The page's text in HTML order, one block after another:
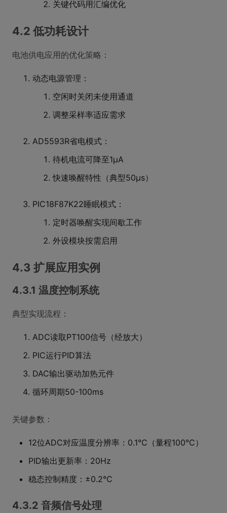
关键代码用汇编优化
4.2 低功耗设计
电池供电应用的优化策略：
动态电源管理：
空闲时关闭未使用通道
调整采样率适应需求
AD5593R省电模式：
待机电流可降至1μA
快速唤醒特性（典型50μs）
PIC18F87K22睡眠模式：
定时器唤醒实现间歇工作
外设模块按需启用
4.3 扩展应用实例
4.3.1 温度控制系统
典型实现流程：
ADC读取PT100信号（经放大）
PIC运行PID算法
DAC输出驱动加热元件
循环周期50-100ms
关键参数：
12位ADC对应温度分辨率：0.1°C（量程100°C）
PID输出更新率：20Hz
稳态控制精度：±0.2°C
4.3.2 音频信号处理